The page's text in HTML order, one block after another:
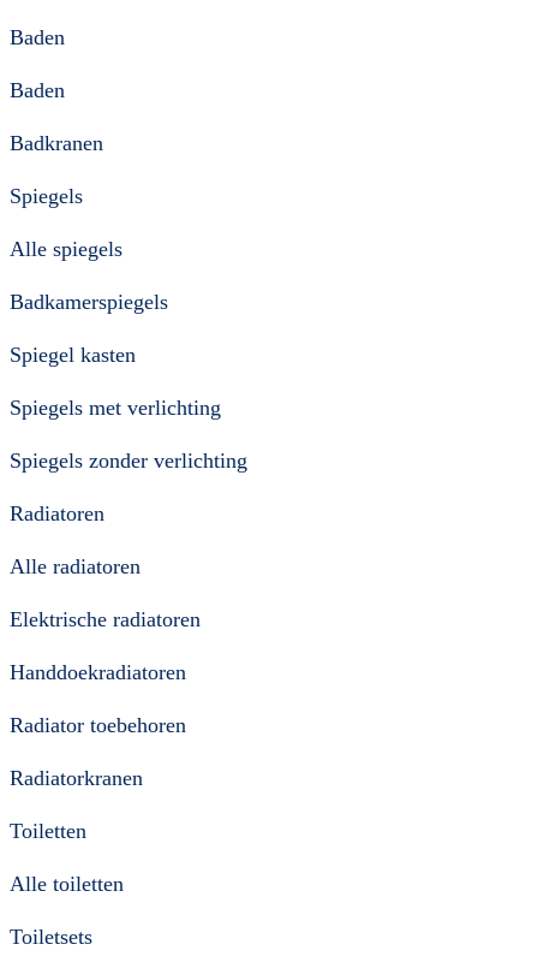
Baden
Baden
Badkranen
Spiegels
Alle spiegels
Badkamerspiegels
Spiegel kasten
Spiegels met verlichting
Spiegels zonder verlichting
Radiatoren
Alle radiatoren
Elektrische radiatoren
Handdoekradiatoren
Radiator toebehoren
Radiatorkranen
Toiletten
Alle toiletten
Toiletsets